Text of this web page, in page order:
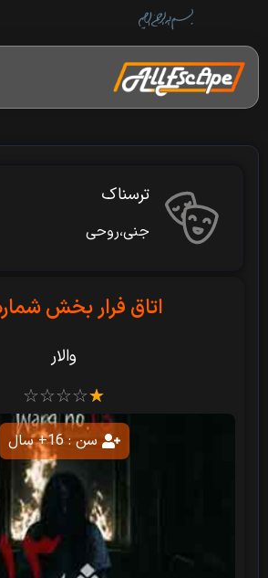
ترسناک
جنی،روحی
اتاق فرار بخش شماره
والار
☆
☆
☆
☆
☆
سن : 16+ سال